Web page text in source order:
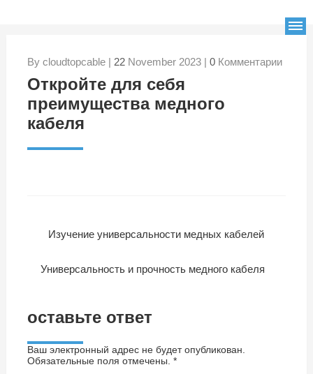
By cloudtopcable | 22November 2023 | 0Комментарии
Откройте для себя
преимущества медного
кабеля
Изучение универсальности медных кабелей
Универсальность и прочность медного кабеля
оставьте ответ
Ваш электронный адрес не будет опубликован.
Обязательные поля отмечены. *